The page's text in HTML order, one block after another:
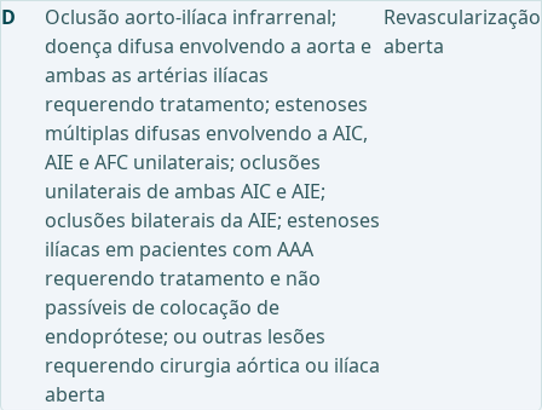
D
Oclusão aorto-ilíaca infrarrenal;
doença difusa envolvendo a aorta e
ambas as artérias ilíacas
requerendo tratamento; estenoses
múltiplas difusas envolvendo a AIC,
AIE e AFC unilaterais; oclusões
unilaterais de ambas AIC e AIE;
oclusões bilaterais da AIE; estenoses
ilíacas em pacientes com AAA
requerendo tratamento e não
passíveis de colocação de
endoprótese; ou outras lesões
requerendo cirurgia aórtica ou ilíaca
aberta
Revascularização
aberta